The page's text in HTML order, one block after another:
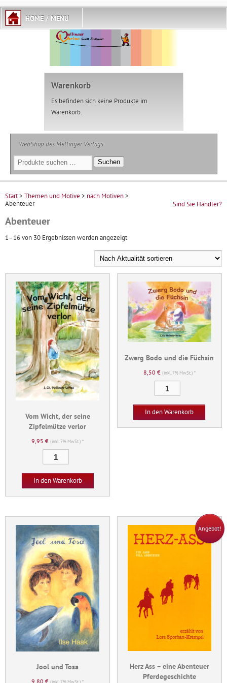
Warenkorb
Es befinden sich keine Produkte im
Warenkorb.
WebShop des Mellinger Verlags
Suchen
nach:
Suchen
Start> Themen und Motive > nach Motiven>
Abenteuer
Sind Sie Händler?
Abenteuer
1–16 von 30 Ergebnissen werden angezeigtNach
Aktualität
sortiert
Vom Wicht, der seine
Zipfelmütze verlor
9,95€ (inkl. 7% MwSt.) *
Wicht,
der
seine
Zipfelmütze
In den Warenkorb
Zwerg Bodo und die Füchsin
8,50 € (inkl. 7% MwSt.) *
Bodo
und
die
Füchsin
In den Warenkorb
Jool und Tosa
9,80€ (inkl. 7% MwSt.) *
Angebot!
Herz Ass – eine Abenteuer
Pferdegeschichte